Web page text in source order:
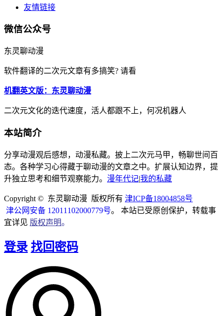
友情链接
微信公众号
东灵聊动漫
软件翻译的二次元文章有多搞笑? 请看
机翻英文版：东灵聊动漫
二次元文化的迭代速度，活人都跟不上，何况机器人
本站简介
分享动漫观后感想，动漫私藏。披上二次元马甲，畅聊世间百
态。各种学习心得藏于聊动漫的文章之中。扩展认知边界，提
升独立思考和细节观察能力。 漫年代记|我的私藏
Copyright © 东灵聊动漫 版权所有 津ICP备18004858号
津公网安备 12011102000779号。 本站已受原创保护，转载事
宜详见 版权声明。
登录 找回密码